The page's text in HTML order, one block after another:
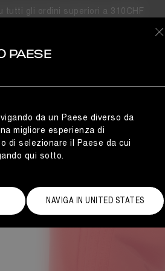
tutti gli ordini superiori a 310CHF
PAESE
da un Paese diverso da
migliore esperienza di
di selezionare il Paese da cui
qui sotto.
NAVIGA IN UNITED STATES